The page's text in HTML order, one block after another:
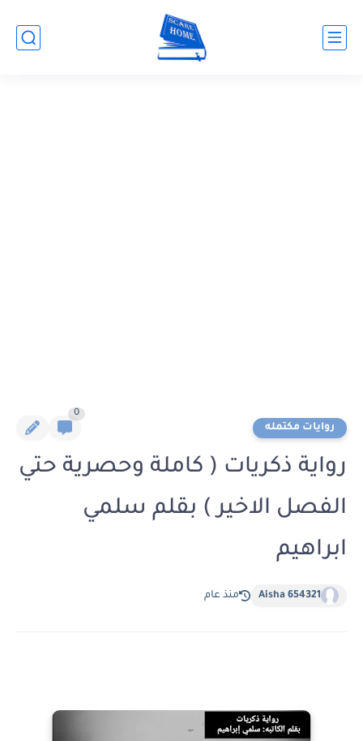
روايات مكتمله
0
رواية ذكريات ( كاملة وحصرية حتي
الفصل الاخير ) بقلم سلمي
ابراهيم
Aisha 654321 منذ عام